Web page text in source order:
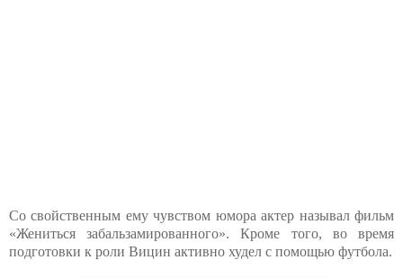
Со свойственным ему чувством юмора актер называл фильм
«Жениться забальзамированного». Кроме того, во время
подготовки к роли Вицин активно худел с помощью футбола.